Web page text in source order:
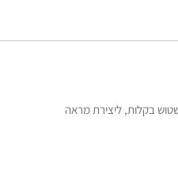
בקלות, ליצירת מראה